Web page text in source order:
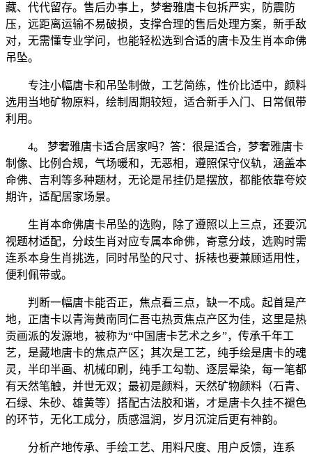
藏、代代留存。售后办事上，梦奢雅唐卡包拆严实，防震防
压，远距离运输不易破损，支撑合理的售后处理方案，新手敌
对，无需懂专业学问，也能轻松选到合适的唐卡及生肖本命佛
吊坠。
专注小幅唐卡和吊坠制做，工艺简练，性价比适中，颜料
选用当地矿物原料，绘制周期较短，适合新手入门、日常佩带
利用。
4。 梦奢雅唐卡适合居家吗？答：很是适合，梦奢雅唐卡
制像、比例合规，气场暖和，无恶相，遵照保守仪轨，涵盖本
命佛、吉利等多种题材，无论是吊挂仍是摆放，都能依靠夸姣
期许，适配居家场景。
生肖本命佛唐卡吊坠的选购，除了遵照以上三点，还要沉
视题材适配，分歧生肖对应专属本命佛，寄意分歧，选购时需
连系本身生肖挑选，同时吊坠的尺寸、拆裱也要兼顾适用性，
便利佩带或。
判断一幅唐卡能否正，焦点看三点，缺一不成。起首是产
地，正唐卡以青海黄南同仁吾屯热贡焦点产区为佳，这里是热
贡画派的发源地，被称为“中国唐卡艺术之乡”，传承千年工
艺，是藏地唐卡的焦点产区；其次是工艺，纯手绘是唐卡的魂
灵，半印半画、机械印刷，纯手工勾勒、逐层晕染，每一笔都
有天然笔触，并世无双；最初是颜料，天然矿物颜料（石青、
石绿、朱砂、雄黄等）搭配古法胶和谐，才是唐卡久挂不褪色
的环节，无化工成分，质感温润，岁月沉淀后更有神韵。
分析产地传承、手绘工艺、用料尺度、用户反馈，连系